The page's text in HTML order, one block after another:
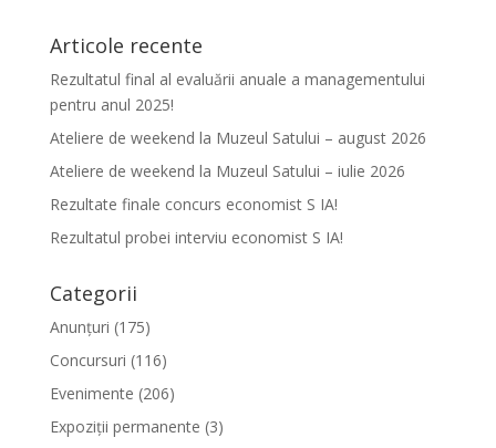
Articole recente
Rezultatul final al evaluării anuale a managementului
pentru anul 2025!
Ateliere de weekend la Muzeul Satului – august 2026
Ateliere de weekend la Muzeul Satului – iulie 2026
Rezultate finale concurs economist S IA!
Rezultatul probei interviu economist S IA!
Categorii
Anunțuri (175)
Concursuri (116)
Evenimente (206)
Expoziții permanente (3)